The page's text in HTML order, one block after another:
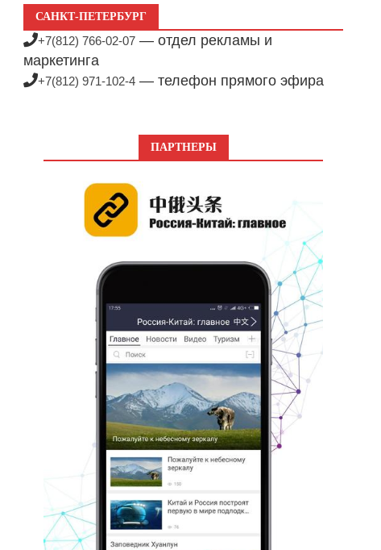
САНКТ-ПЕТЕРБУРГ
+7(812) 766-02-07 — отдел рекламы и
маркетинга
+7(812) 971-102-4 — телефон прямого эфира
ПАРТНЕРЫ